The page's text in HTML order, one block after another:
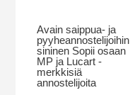
Avain saippua- ja
pyyheannostelijoihin
sininen Sopii osaan
MP ja Lucart -
merkkisiä
annostelijoita